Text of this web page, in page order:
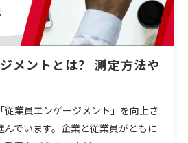
メントとは？ 測定方法や
従業員エンゲージメント」を向上さ
んでいます。企業と従業員がともに